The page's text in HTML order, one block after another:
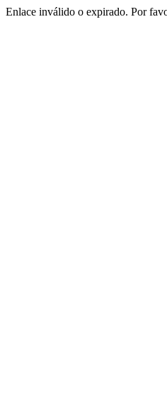
Enlace inválido o expirado. Por